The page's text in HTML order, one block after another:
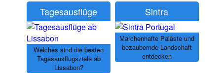
Tagesausflüge
Welches sind die besten
Tagesausflugsziele ab
Lissabon?
Sintra
Märchenhafte Paläste und
bezaubernde Landschaft
entdecken